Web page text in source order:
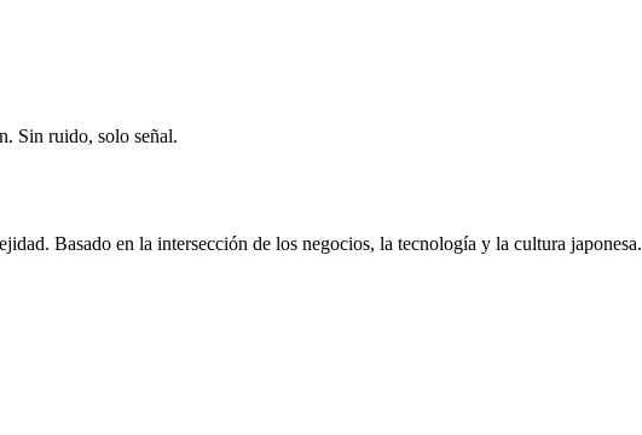
Sin ruido, solo señal.
Basado en la intersección de los negocios, la tecnología y la cultura japonesa.